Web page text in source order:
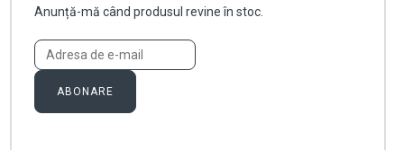
Anunță-mă când produsul revine în stoc.
ABONARE